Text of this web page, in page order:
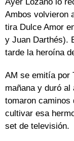
Ambos volvieron
tira Dulce Amor
y Juan Darthés).
tarde la heroína
AM se emitía por
mañana y duró
tomaron caminos
cultivar esa
set de televisión.